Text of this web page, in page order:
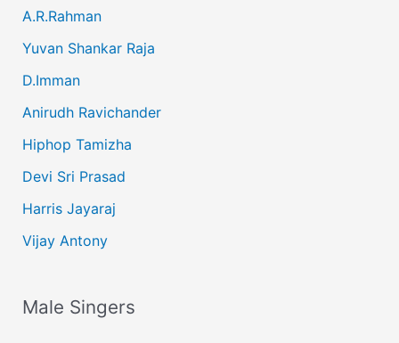
A.R.Rahman
Yuvan Shankar Raja
D.Imman
Anirudh Ravichander
Hiphop Tamizha
Devi Sri Prasad
Harris Jayaraj
Vijay Antony
Male Singers